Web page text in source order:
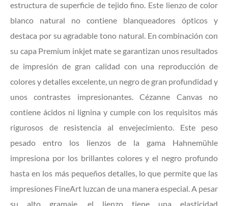
estructura de superficie de tejido fino. Este lienzo de color
blanco natural no contiene blanqueadores ópticos y
destaca por su agradable tono natural. En combinación con
su capa Premium inkjet mate se garantizan unos resultados
de impresión de gran calidad con una reproducción de
colores y detalles excelente, un negro de gran profundidad y
unos contrastes impresionantes. Cézanne Canvas no
contiene ácidos ni lignina y cumple con los requisitos más
rigurosos de resistencia al envejecimiento. Este peso
pesado entro los lienzos de la gama Hahnemühle
impresiona por los brillantes colores y el negro profundo
hasta en los más pequeños detalles, lo que permite que las
impresiones FineArt luzcan de una manera especial. A pesar
su alto gramaje, el lienzo tiene una elasticidad